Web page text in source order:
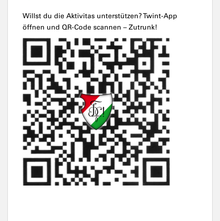
Willst du die Aktivitas unterstützen? Twint-App
öffnen und QR-Code scannen – Zutrunk!